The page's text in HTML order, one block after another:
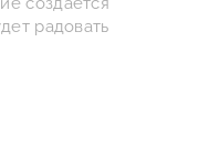
радовать